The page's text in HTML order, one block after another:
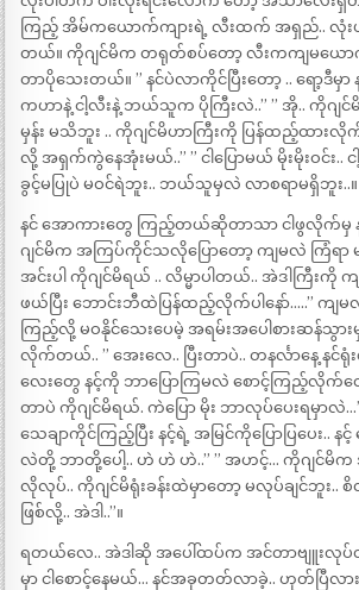
ကြည့် အိမ်ကယောက်ကျားရဲ့ လီးထက် အရှည်.. လုံး
တယ်။ ကိုဂျင်မိက တရုတ်စပ်တော့ လီးကကျမယော
တာပိုသေးတယ်။ ” နင်ပဲလာကိုင်ပြီးတော့ .. ရော့ဒီမှ
ကဟာနဲ့ ငါ့လီးနဲ့ ဘယ်သူက ပိုကြီးလဲ..” ” အို.. ကိုဂျင်
မှန်း မသိဘူး .. ကိုဂျင်မိဟာကြီးကို ပြန်ထည့်ထားလို
လို့ အရှက်ကွဲနေအုံးမယ်..” ” ငါပြောမယ် မိုးမိုးဝင်း..
ခွင့်မပြုပဲ မဝင်ရဲဘူး.. ဘယ်သူမှလဲ လာစရာမရှိဘူး..။
နင် အောကားတွေ ကြည့်တယ်ဆိုတာသာ ငါဖွလိုက်မှ
ဂျင်မိက အကြပ်ကိုင်သလိုပြောတော့ ကျမလဲ ကြံရာ
အင်းပါ ကိုဂျင်မိရယ် .. လိမ္မာပါတယ်.. အဲဒါကြီးကို က
ဖယ်ပြီး ဘောင်းဘီထဲပြန်ထည့်လိုက်ပါနော်…..” ကျ
ကြည့်လို့ မဝနိုင်သေးပေမဲ့ အရမ်းအပေါစားဆန်သွား
လိုက်တယ်.. ” အေးလေ.. ပြီးတာပဲ.. တနင်္လာနေ့ နင်ရုံ
လေးတွေ နင့်ကို ဘာပြောကြမလဲ စောင့်ကြည့်လိုက်တ
တာပဲ ကိုဂျင်မိရယ်. ကဲပြော မိုး ဘာလုပ်ပေးရမှာလဲ…”
သေချာကိုင်ကြည့်ပြီး နင့်ရဲ့ အမြင်ကိုပြောပြပေး.. န
လဲတို့ ဘာတို့ပေါ့.. ဟဲ ဟဲ ဟဲ..” ” အဟင့်… ကိုဂျင်မိက
လိုလုပ်.. ကိုဂျင်မိရုံးခန်းထဲမှာတော့ မလုပ်ချင်ဘူး
ဖြစ်လို့.. အဲဒါ..”။
ရတယ်လေ.. အဲဒါဆို အပေါ်ထပ်က အင်တာဗျူးလု
မှာ ငါစောင့်နေမယ်… နင်အခုတတ်လာခဲ့.. ဟုတ်ပြီလား